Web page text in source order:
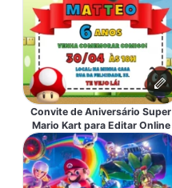
Convite de Aniversário Super
Mario Kart para Editar Online